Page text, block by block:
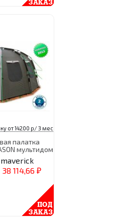
от 14200 р/ 3 мес
палатка
мультидом
maverick
38 114,66 ₽